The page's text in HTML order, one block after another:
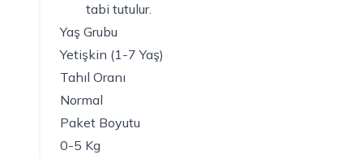
tabi tutulur.
Yaş Grubu
Yetişkin (1-7 Yaş)
Tahıl Oranı
Normal
Paket Boyutu
0-5 Kg